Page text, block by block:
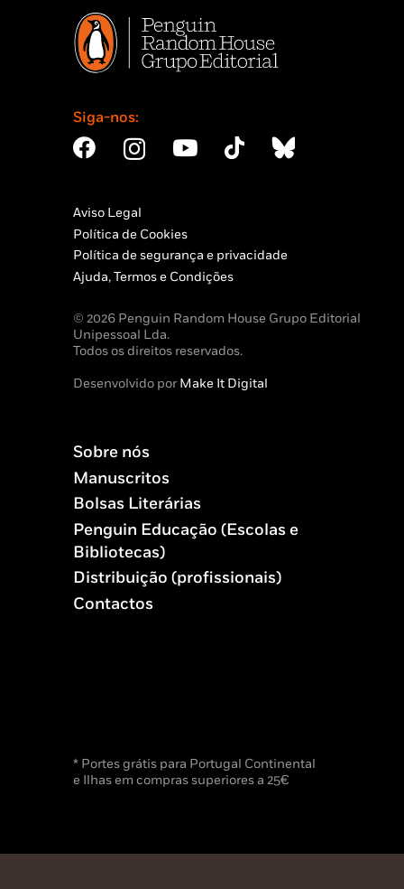
Siga-nos:
Aviso Legal
Política de Cookies
Política de segurança e privacidade
Ajuda, Termos e Condições
© 2026 Penguin Random House Grupo Editorial
Unipessoal Lda.
Todos os direitos reservados.
Desenvolvido porMake It Digital
Sobre nós
Manuscritos
Bolsas Literárias
Penguin Educação (Escolas e
Bibliotecas)
Distribuição (profissionais)
Contactos
* Portes grátis para Portugal Continental
e Ilhas em compras superiores a 25€